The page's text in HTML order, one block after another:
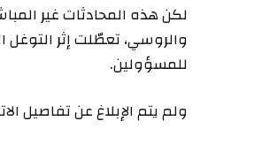
لكن هذه المحادثات غير
والروسي، تعطّلت إثر
للمسؤولين.
ولم يتم الإبلاغ عن تفاصيل